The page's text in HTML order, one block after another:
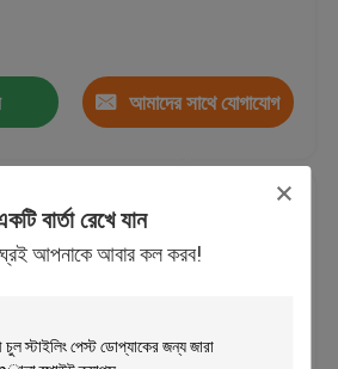
বার্তা রেখে যান
আপনাকে আবার কল করব!
আমাদের সাথে যোগাযোগ
সুরক্ষা সহজ পিলাবল অ্যালুমিনিয়াম ফয়েল সিল
লাইনার সহ 16 মিমি প্লাস্টিকের স্পাউট ক্যাপস
le